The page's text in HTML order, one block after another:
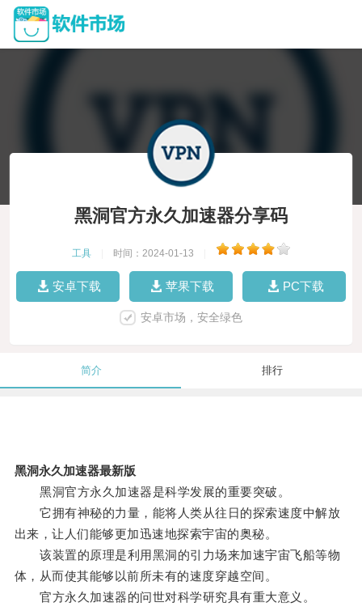
黑洞官方永久加速器分享码
工具 时间：2024-01-13
安卓下载 苹果下载 PC下载
安卓市场，安全绿色
简介 排行
黑洞永久加速器最新版
黑洞官方永久加速器是科学发展的重要突破。
它拥有神秘的力量，能将人类从往日的探索速度中解放
出来，让人们能够更加迅速地探索宇宙的奥秘。
该装置的原理是利用黑洞的引力场来加速宇宙飞船等物
体，从而使其能够以前所未有的速度穿越空间。
官方永久加速器的问世对科学研究具有重大意义。